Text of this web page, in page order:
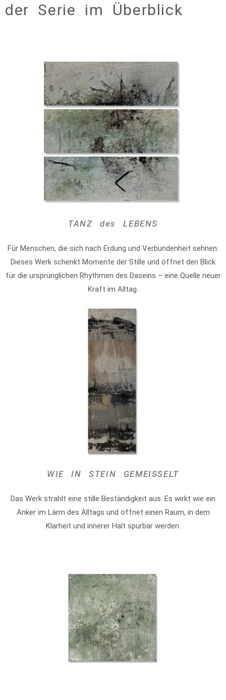
der Serie im Überblick
TANZ des LEBENS
Für Menschen, die sich nach Erdung und Verbundenheit sehnen.
Dieses Werk schenkt Momente der Stille und öffnet den Blick
für die ursprünglichen Rhythmen des Daseins – eine Quelle neuer
Kraft im Alltag.
WIE IN STEIN GEMEISSELT
Das Werk strahlt eine stille Beständigkeit aus. Es wirkt wie ein
Anker im Lärm des Alltags und öffnet einen Raum, in dem
Klarheit und innerer Halt spürbar werden.